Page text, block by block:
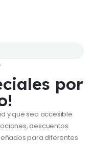
por
y que sea accesible
descuentos
para diferentes